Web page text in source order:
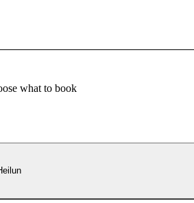
what to book